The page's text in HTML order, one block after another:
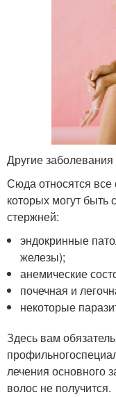
Другие заболевания
Сюда относятся
которых могут быть
стержней:
эндокринные
железы);
анемические
почечная и
некоторые
Здесь вам
профильного
лечения основного
волос не получится.